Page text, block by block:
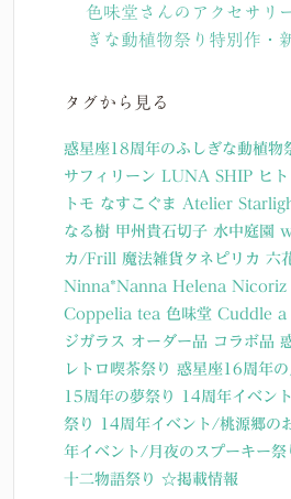
色味堂さんのアクセサリ
ぎな動植物祭り特別作・
タグから見る
惑星座18周年のふしぎな動植物
サフィリーン LUNA SHIP ヒ
トモ なすこぐま Atelier
なる樹 甲州貴石切子 水中庭園
カ/Frill 魔法雑貨タネピリカ 六
Ninna*Nanna Helena Nicoriz
Coppelia tea 色味堂 Cuddle
ジガラス オーダー品 コラボ品
レトロ喫茶祭り 惑星座16周年の
15周年の夢祭り
14周年イベン
祭り
14周年イベント/桃源郷の
年イベント/月夜のスプーキー祭
十二物語祭り ☆掲載情報